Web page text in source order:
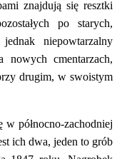
znajdują się resztki
po starych,
niepowtarzalny
cmentarzach,
drugim, w swoistym
w północno-zachodniej
ich dwa, jeden to grób